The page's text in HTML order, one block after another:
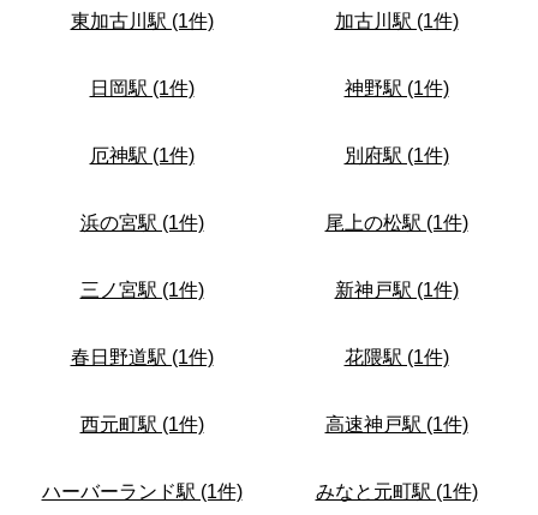
東加古川駅 (1件) 加古川駅 (1件)
日岡駅 (1件) 神野駅 (1件)
厄神駅 (1件) 別府駅 (1件)
浜の宮駅 (1件) 尾上の松駅 (1件)
三ノ宮駅 (1件) 新神戸駅 (1件)
春日野道駅 (1件) 花隈駅 (1件)
西元町駅 (1件) 高速神戸駅 (1件)
ハーバーランド駅 (1件) みなと元町駅 (1件)